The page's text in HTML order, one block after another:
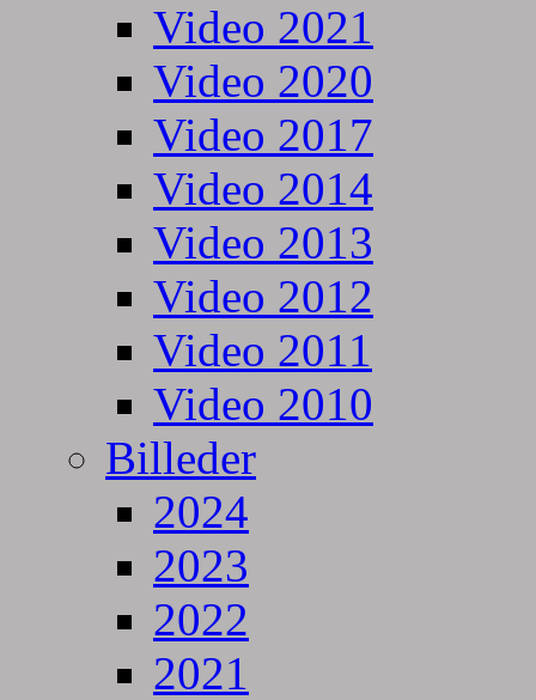
Video 2021
Video 2020
Video 2017
Video 2014
Video 2013
Video 2012
Video 2011
Video 2010
Billeder
2024
2023
2022
2021